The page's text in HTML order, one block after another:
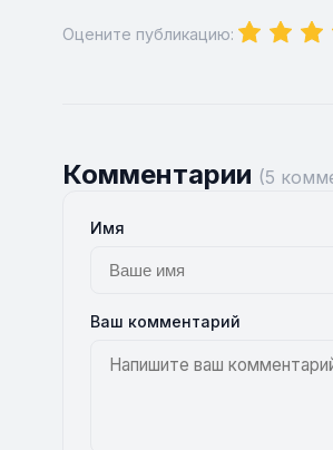
Оцените публикацию:
Комментарии (5
Имя
Ваш комментарий